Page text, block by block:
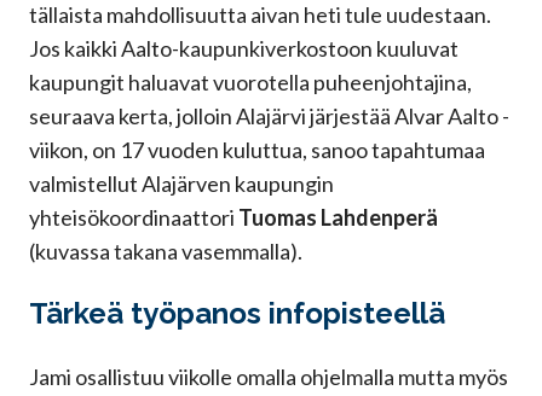
tällaista mahdollisuutta aivan heti tule uudestaan.
Jos kaikki Aalto-kaupunkiverkostoon kuuluvat
kaupungit haluavat vuorotella puheenjohtajina,
seuraava kerta, jolloin Alajärvi järjestää Alvar Aalto -
viikon, on 17 vuoden kuluttua, sanoo tapahtumaa
valmistellut Alajärven kaupungin
yhteisökoordinaattori Tuomas Lahdenperä
(kuvassa takana vasemmalla).
Tärkeä työpanos infopisteellä
Jami osallistuu viikolle omalla ohjelmalla mutta myös